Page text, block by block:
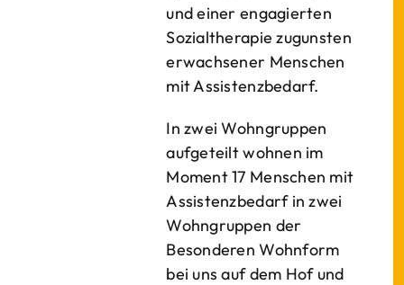
und einer engagierten
Sozialtherapie zugunsten
erwachsener Menschen
mit Assistenzbedarf.
In zwei Wohngruppen
aufgeteilt wohnen im
Moment 17 Menschen mit
Assistenzbedarf in zwei
Wohngruppen der
Besonderen Wohnform
bei uns auf dem Hof und